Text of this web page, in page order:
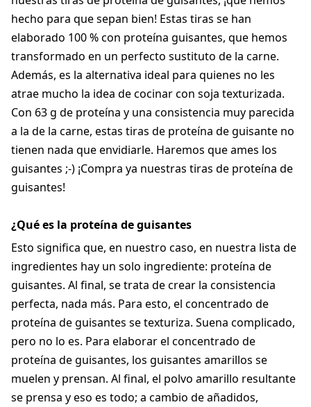
hecho para que sepan bien! Estas tiras se han
elaborado 100 % con proteína guisantes, que hemos
transformado en un perfecto sustituto de la carne.
Además, es la alternativa ideal para quienes no les
atrae mucho la idea de cocinar con soja texturizada.
Con 63 g de proteína y una consistencia muy parecida
a la de la carne, estas tiras de proteína de guisante no
tienen nada que envidiarle. Haremos que ames los
guisantes ;-) ¡Compra ya nuestras tiras de proteína de
guisantes!
¿Qué es la proteína de guisantes
Esto significa que, en nuestro caso, en nuestra lista de
ingredientes hay un solo ingrediente: proteína de
guisantes. Al final, se trata de crear la consistencia
perfecta, nada más. Para esto, el concentrado de
proteína de guisantes se texturiza. Suena complicado,
pero no lo es. Para elaborar el concentrado de
proteína de guisantes, los guisantes amarillos se
muelen y prensan. Al final, el polvo amarillo resultante
se prensa y eso es todo; a cambio de añadidos,